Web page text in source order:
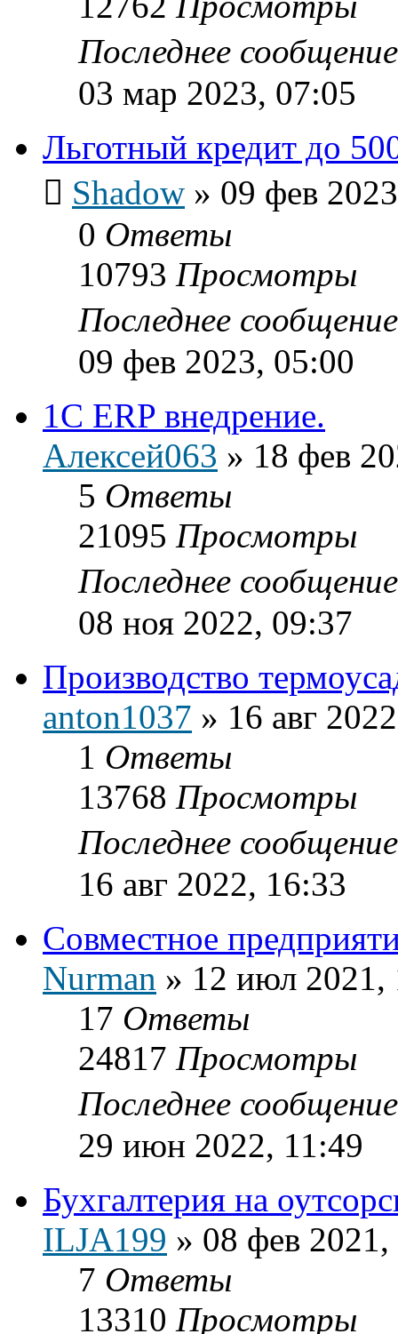
Последнее
03 мар 2023, 07:05
Льготный кредит до
Shadow » 09 фев
0 Ответы
10793 Просмотры
Последнее
09 фев 2023, 05:00
1C ERP внедрение.
Алексей063 » 18 фев
5 Ответы
21095 Просмотры
Последнее
08 ноя 2022, 09:37
Производство
anton1037 » 16 авг
1 Ответы
13768 Просмотры
Последнее
16 авг 2022, 16:33
Совместное
Nurman » 12 июл 2021,
17 Ответы
24817 Просмотры
Последнее
29 июн 2022, 11:49
Бухгалтерия на
ILJA199 » 08 фев
7 Ответы
13310 Просмотры